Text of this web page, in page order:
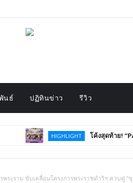
นธ์ ปฏิทินข่าว รีวิว
HIGHLIGHT โค้งสุดท้าย!
ระราม ขับเคลื่อนโครงการพระราชดำริฯ ควบคู่ “